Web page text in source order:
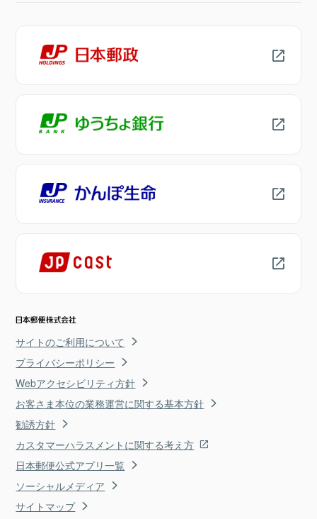
サイトのご利用について
プライバシーポリシー
Webアクセシビリティ方針
お客さま本位の業務運営に関する基本方針
勧誘方針
カスタマーハラスメントに関する考え方
日本郵便公式アプリ一覧
ソーシャルメディア
サイトマップ